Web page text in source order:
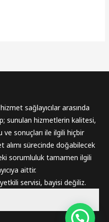
sağlayıcılar arasında
sunulan hizmetlerin kalitesi,
sonuçları ile ilgili hiçbir
sürecinde doğabilecek
sorumluluk tamamen ilgili
aittir.
servisi, bayisi değiliz.